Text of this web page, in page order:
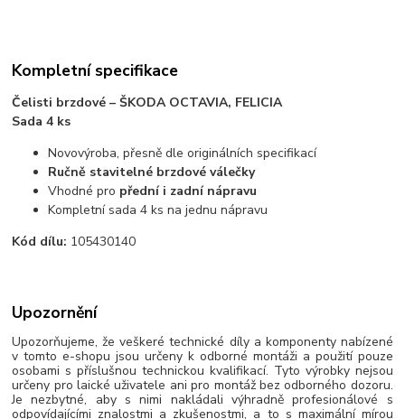
Kompletní specifikace
Čelisti brzdové – ŠKODA OCTAVIA, FELICIA
Sada 4 ks
Novovýroba, přesně dle originálních specifikací
Ručně stavitelné brzdové válečky
Vhodné pro přední i zadní nápravu
Kompletní sada 4 ks na jednu nápravu
Kód dílu: 105430140
Upozornění
Upozorňujeme, že veškeré technické díly a komponenty nabízené
v tomto e-shopu jsou určeny k odborné montáži a použití pouze
osobami s příslušnou technickou kvalifikací. Tyto výrobky nejsou
určeny pro laické uživatele ani pro montáž bez odborného dozoru.
Je nezbytné, aby s nimi nakládali výhradně profesionálové s
odpovídajícími znalostmi a zkušenostmi, a to s maximální mírou